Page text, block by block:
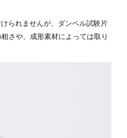
られませんが、ダンベル試験片
さや、成形素材によっては取り